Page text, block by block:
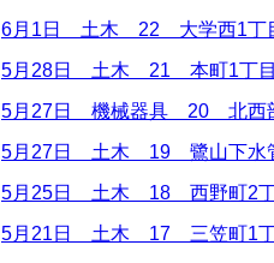
6月1日 土木 22 大学西1丁目
5月28日 土木 21 本町1丁目
5月27日 機械器具 20 北西
5月27日 土木 19 鷺山下水
5月25日 土木 18 西野町2丁
5月21日 土木 17 三笠町1丁